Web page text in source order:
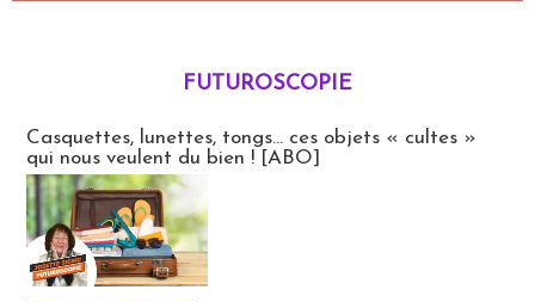
FUTUROSCOPIE
Casquettes, lunettes, tongs... ces objets « cultes »
qui nous veulent du bien ! [ABO]